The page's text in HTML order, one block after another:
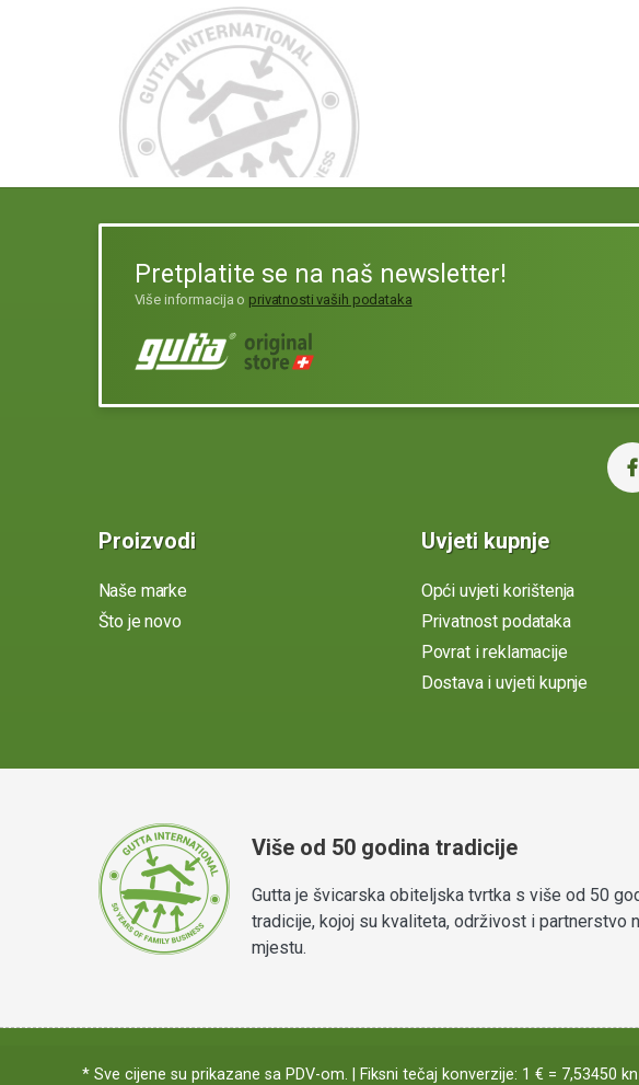
Pretplatite se na naš newsletter!
Više informacija o privatnosti vaših podataka
Proizvodi
Naše marke
Što je novo
Uvjeti kupnje
Opći uvjeti korištenja
Privatnost podataka
Povrat i reklamacije
Dostava i uvjeti kupnje
Više od 50 godina tradicije
Gutta je švicarska obiteljska tvrtka s više od 50
tradicije, kojoj su kvaliteta, održivost i partnerstvo
mjestu.
* Sve cijene su prikazane sa PDV-om. | Fiksni tečaj konverzije: 1 € = 7,53450 kn